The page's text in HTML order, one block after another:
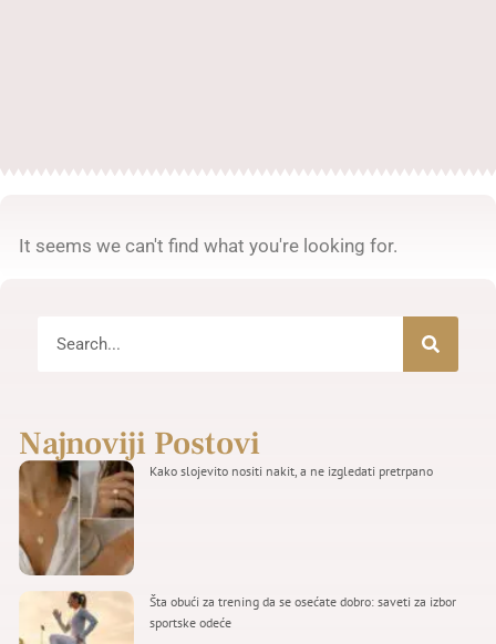
It seems we can't find what you're looking for.
Najnoviji Postovi
Kako slojevito nositi nakit, a ne izgledati pretrpano
Šta obući za trening da se osećate dobro: saveti za izbor
sportske odeće